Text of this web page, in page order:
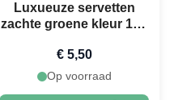
Luxueuze servetten
zachte groene kleur 12x
€ 5,50
Op voorraad